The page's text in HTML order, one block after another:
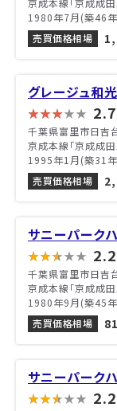
京成本線「京成成
1980年7月(築46
売買価格相場
グレージュ和
2.7
千葉県富里市日吉
京成本線「京成成
1995年1月(築31
売買価格相場
サニーパーク
2.2
千葉県富里市日吉
京成本線「京成成
1980年9月(築45
売買価格相場
サニーパーク
2.2